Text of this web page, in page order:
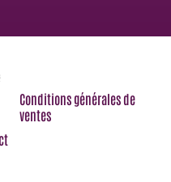
e
i
Conditions générales de
ventes